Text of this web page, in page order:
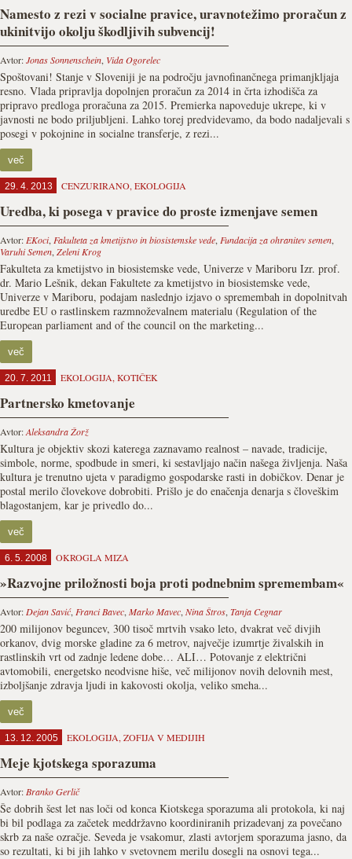
Namesto z rezi v socialne pravice, uravnotežimo proračun z
ukinitvijo okolju škodljivih subvencij!
Avtor:Jonas Sonnenschein, Vida Ogorelec
Spoštovani! Stanje v Sloveniji je na področju javnofinančnega primanjkljaja
resno. Vlada pripravlja dopolnjen proračun za 2014 in črta izhodišča za
pripravo predloga proračuna za 2015. Premierka napoveduje ukrepe, ki v
javnosti ne bodo priljubljeni. Lahko torej predvidevamo, da bodo nadaljevali s
posegi v pokojnine in socialne transferje, z rezi...
več
29. 4. 2013 CENZURIRANO, EKOLOGIJA
Uredba, ki posega v pravice do proste izmenjave semen
Avtor: EKoci, Fakulteta za kmetijstvo in biosistemske vede, Fundacija za ohranitev semen,
Varuhi Semen, Zeleni Krog
Fakulteta za kmetijstvo in biosistemske vede, Univerze v Mariboru Izr. prof.
dr. Mario Lešnik, dekan Fakultete za kmetijstvo in biosistemske vede,
Univerze v Mariboru, podajam naslednjo izjavo o spremembah in dopolnitvah
uredbe EU o rastlinskem razmnoževalnem materialu (Regulation of the
European parliament and of the council on the marketing...
več
20. 7. 2011 EKOLOGIJA, KOTIČEK
Partnersko kmetovanje
Avtor:Aleksandra Žorž
Kultura je objektiv skozi katerega zaznavamo realnost – navade, tradicije,
simbole, norme, spodbude in smeri, ki sestavljajo način našega življenja. Naša
kultura je trenutno ujeta v paradigmo gospodarske rasti in dobičkov. Denar je
postal merilo človekove dobrobiti. Prišlo je do enačenja denarja s človeškim
blagostanjem, kar je privedlo do...
več
6. 5. 2008 OKROGLA MIZA
»Razvojne priložnosti boja proti podnebnim spremembam«
Avtor: Dejan Savić, Franci Bavec, Marko Mavec, Nina Štros, Tanja Cegnar
200 milijonov beguncev, 300 tisoč mrtvih vsako leto, dvakrat več divjih
orkanov, dvig morske gladine za 6 metrov, največje izumrtje živalskih in
rastlinskih vrt od zadnje ledene dobe… ALI… Potovanje z električni
avtomobili, energetsko neodvisne hiše, več milijonov novih delovnih mest,
izboljšanje zdravja ljudi in kakovosti okolja, veliko smeha...
več
13. 12. 2005 EKOLOGIJA, ZOFIJA V MEDIJIH
Meje kjotskega sporazuma
Avtor: Branko Gerlič
Še dobrih šest let nas loči od konca Kiotskega sporazuma ali protokola, ki naj
bi bil podlaga za začetek meddržavno koordiniranih prizadevanj za povečano
skrb za naše ozračje. Seveda je vsakomur, zlasti avtorjem sporazuma jasno, da
so rezultati, ki bi jih lahko v svetovnem merilu dosegli na osnovi tega...